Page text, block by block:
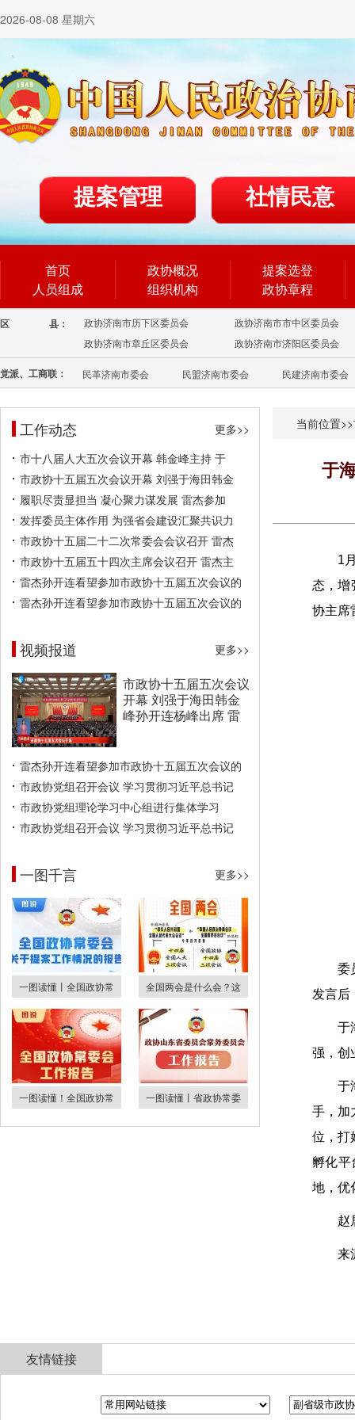
2026-08-08 星期六
提案管理 社情民意
首页
人员组成
政协概况
组织机构
提案选登
政协章程
区 县： 政协济南市历下区委员会
政协济南市市中区委员会
政协济南市章丘区委员会
政协济南市济阳区委员会
党派、工商联： 民革济南市委会 民盟济南市委会 民建济南市委会
工作动态
更多>>
市十八届人大五次会议开幕 韩金峰主持 于
市政协十五届五次会议开幕 刘强于海田韩金
履职尽责显担当 凝心聚力谋发展 雷杰参加
发挥委员主体作用 为强省会建设汇聚共识力
市政协十五届二十二次常委会会议召开 雷杰
市政协十五届五十四次主席会议召开 雷杰主
雷杰孙开连看望参加市政协十五届五次会议的
雷杰孙开连看望参加市政协十五届五次会议的
视频报道 更多>>
市政协十五届五次会议
开幕 刘强于海田韩金
峰孙开连杨峰出席 雷
雷杰孙开连看望参加市政协十五届五次会议的
市政协党组召开会议 学习贯彻习近平总书记
市政协党组理论学习中心组进行集体学习
市政协党组召开会议 学习贯彻习近平总书记
一图千言 更多>>
一图读懂丨全国政协常 全国两会是什么会？这
一图读懂！全国政协常 一图读懂丨省政协常委
当前位置>>
于
1
态，增
协主席
委
发言后
于
强，创
于
手，加
位，打
孵化平
地，优
赵
来
友情链接